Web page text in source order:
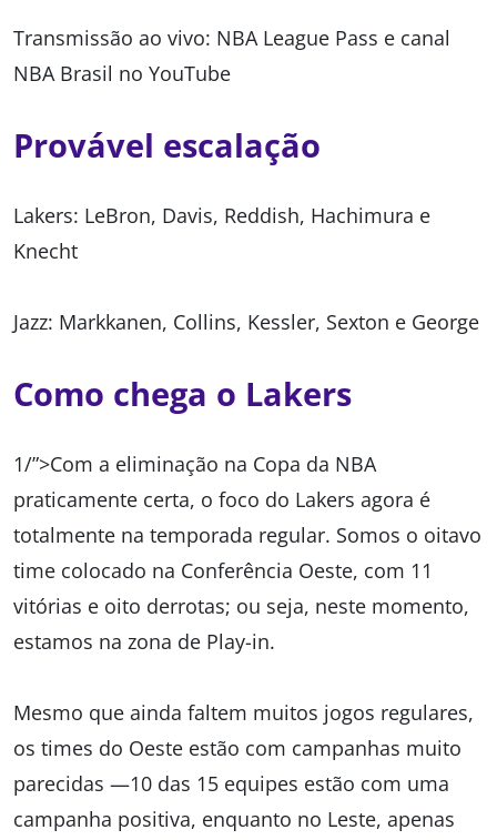
Transmissão ao vivo: NBA League Pass e canal
NBA Brasil no YouTube
Provável escalação
Lakers: LeBron, Davis, Reddish, Hachimura e
Knecht
Jazz: Markkanen, Collins, Kessler, Sexton e George
Como chega o Lakers
1/”>Com a eliminação na Copa da NBA
praticamente certa, o foco do Lakers agora é
totalmente na temporada regular. Somos o oitavo
time colocado na Conferência Oeste, com 11
vitórias e oito derrotas; ou seja, neste momento,
estamos na zona de Play-in.
Mesmo que ainda faltem muitos jogos regulares,
os times do Oeste estão com campanhas muito
parecidas —10 das 15 equipes estão com uma
campanha positiva, enquanto no Leste, apenas